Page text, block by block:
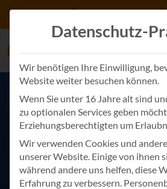
Zum Inhalt springen
Datenschutz-
Wir benötigen Ihre Einwilligung,
Website weiter besuchen können.
Wenn Sie unter 16 Jahre alt sind
zu optionalen Services geben
Erziehungsberechtigten um
Wir verwenden Cookies und
unserer Website. Einige von ihnen
während andere uns helfen, diese
Erfahrung zu verbessern.